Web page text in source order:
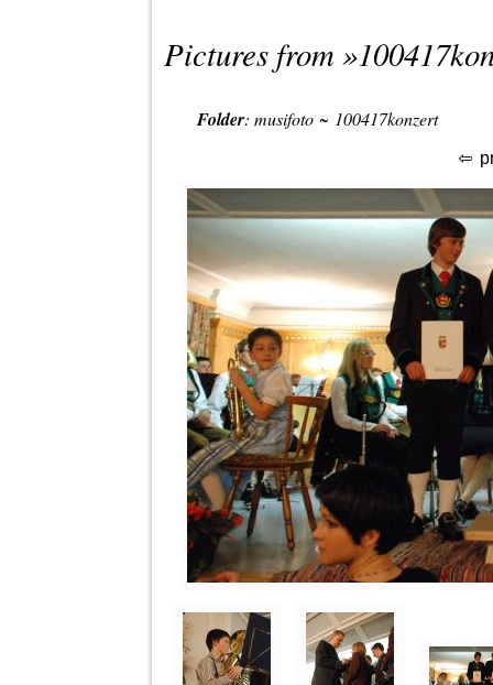
Pictures from »
Folder: musifoto ~ 100417konzert